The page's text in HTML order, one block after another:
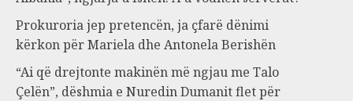
Prokuroria jep pretencën, ja çfarë dënimi
kërkon për Mariela dhe Antonela Berishën
“Ai që drejtonte makinën më ngjau me Talo
Çelën”, dëshmia e Nuredin Dumanit flet për